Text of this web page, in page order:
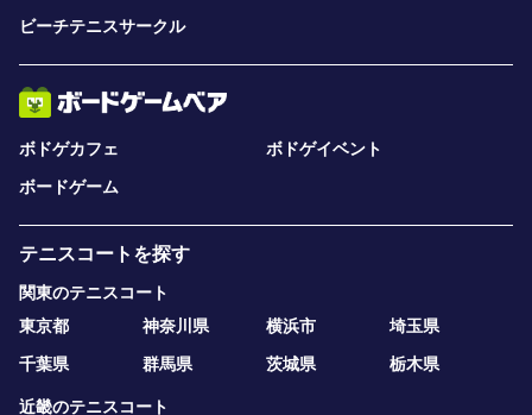
ビーチテニスサークル
ボドゲカフェ
ボドゲイベント
ボードゲーム
テニスコートを探す
関東のテニスコート
東京都
神奈川県 横浜市
埼玉県
千葉県
群馬県 茨城県 栃木県
近畿のテニスコート